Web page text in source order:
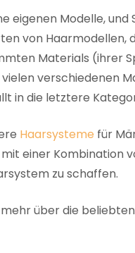
eigenen Modelle, und
von Haarmodellen,
Materials (ihrer
verschiedenen
in die letztere
Haarsysteme für
einer Kombination
zu schaffen.
über die